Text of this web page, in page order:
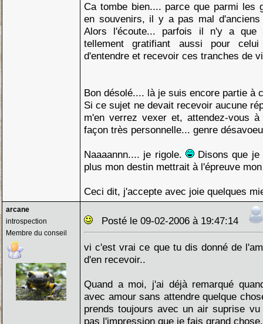
Ca tombe bien.... parce que parmi les
en souvenirs, il y a pas mal
Alors l'écoute... parfois il n'y a
tellement gratifiant aussi pour
d'entendre et recevoir ces tranches de
Bon désolé.... là je suis encore partie à
Si ce sujet ne devait recevoir aucune
m'en verrez vexer et, attendez-vous
façon très personnelle... genre
Naaaannn.... je rigole.
Disons que je
plus mon destin mettrait à l'épreuve
Ceci dit, j'accepte avec joie quelques
arcane
introspection
Membre du conseil
Posté le 09-02-2006 à 19:47:14
vi c'est vrai ce que tu dis donné de
d'en recevoir..
Quand a moi, j'ai déjà remarqué
avec amour sans attendre quelque
prends toujours avec un air suprise
pas l'impression que je fais grand